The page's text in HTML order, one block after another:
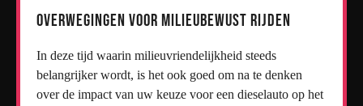
Overwegingen voor milieubewust rijden
In deze tijd waarin milieuvriendelijkheid steeds
belangrijker wordt, is het ook goed om na te denken
over de impact van uw keuze voor een dieselauto op het